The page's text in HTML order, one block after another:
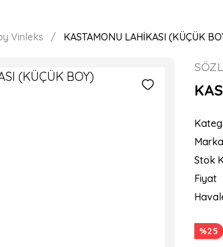
Vinleks KASTAMONU LAHİKASI (KÜÇÜK
Marka
Stok
Fiyat
%25